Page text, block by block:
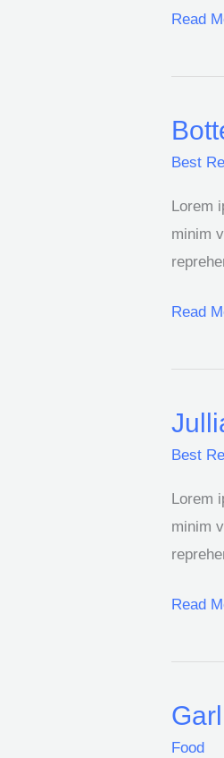
Read
Best
Lorem
minim
Bottega
Zenallo
Read
Best
Lorem
minim
Place
Read
Food
Garlic-
Butter